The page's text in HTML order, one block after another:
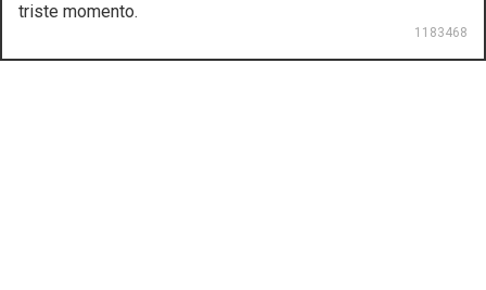
triste momento.
1183468